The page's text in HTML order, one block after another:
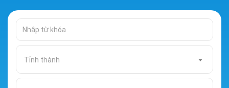
Tỉnh thành